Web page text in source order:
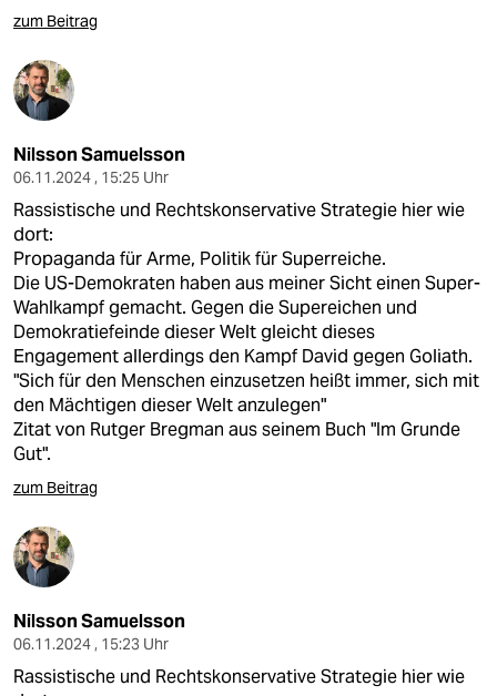
zum Beitrag
Nilsson Samuelsson
06.11.2024 , 15:25 Uhr
Rassistische und Rechtskonservative Strategie hier wie
dort:
Propaganda für Arme, Politik für Superreiche.
Die US-Demokraten haben aus meiner Sicht einen Super-
Wahlkampf gemacht. Gegen die Supereichen und
Demokratiefeinde dieser Welt gleicht dieses
Engagement allerdings den Kampf David gegen Goliath.
"Sich für den Menschen einzusetzen heißt immer, sich mit
den Mächtigen dieser Welt anzulegen"
Zitat von Rutger Bregman aus seinem Buch "Im Grunde
Gut".
zum Beitrag
Nilsson Samuelsson
06.11.2024 , 15:23 Uhr
Rassistische und Rechtskonservative Strategie hier wie